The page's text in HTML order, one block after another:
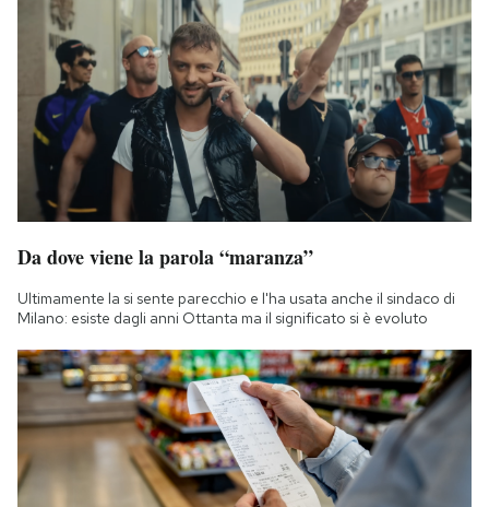
Da dove viene la parola “maranza”
Ultimamente la si sente parecchio e l'ha usata anche il sindaco di
Milano: esiste dagli anni Ottanta ma il significato si è evoluto